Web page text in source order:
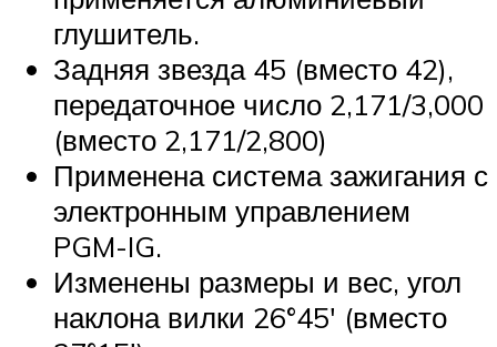
глушитель.
Задняя звезда 45 (вместо 42),
передаточное число 2,171/3,000
(вместо 2,171/2,800)
Применена система зажигания с
электронным управлением
PGM-IG.
Изменены размеры и вес, угол
наклона вилки 26°45′ (вместо